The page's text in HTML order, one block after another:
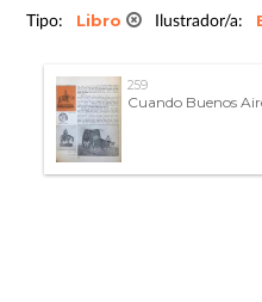
Tipo: Libro Ilustrador/a:
259
Cuando Buenos